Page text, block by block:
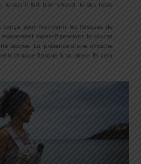
lorsqu’il fait bien chaud, le dos reste
conçu pour maintenir les flasques de
excessif pendant la course
accrue. La présence d’une attache
chaque flasque à sa place. Et cela